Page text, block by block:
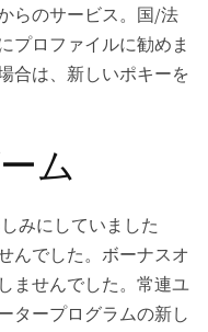
らのサービス。国/法
プロファイルに勧めま
合は、新しいポキーを
ム
みにしていました
んでした。ボーナスオ
ませんでした。常連ユ
タープログラムの新し